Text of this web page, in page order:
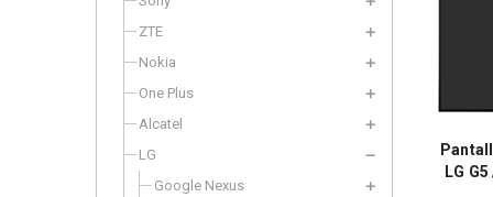
ZTE
Nokia
One Plus
Alcatel
LG
Google Nexus
LG